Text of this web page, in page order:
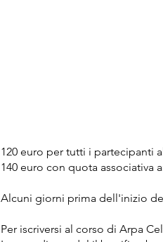
120 euro per tutti i partecipanti
140 euro con quota associativa
Alcuni giorni prima dell'inizio
Per iscriversi al corso di Arpa